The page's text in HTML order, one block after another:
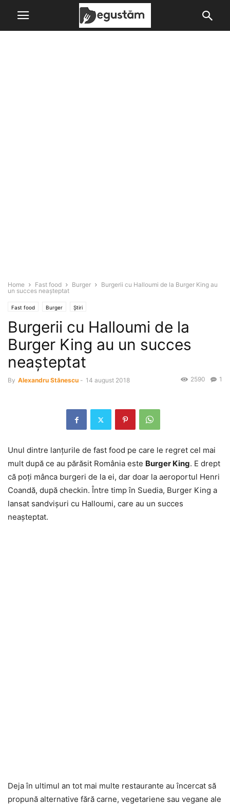
Home Fast food Burger
Burgerii cu Halloumi de la Burger King au
un succes neaşteptat
Fast food Burger Știri
Burgerii cu Halloumi de la
Burger King au un succes
neaşteptat
By Alexandru Stănescu - 14 august 2018 1
2590
Unul dintre lanţurile de fast food pe care le regret cel mai
mult după ce au părăsit România este Burger King. E drept
că poţi mânca burgeri de la ei, dar doar la aeroportul Henri
Coandă, după checkin. Între timp în Suedia, Burger King a
lansat sandvişuri cu Halloumi, care au un succes
neaşteptat.
Deja în ultimul an tot mai multe restaurante au încercat să
propună alternative fără carne, vegetariene sau vegane ale